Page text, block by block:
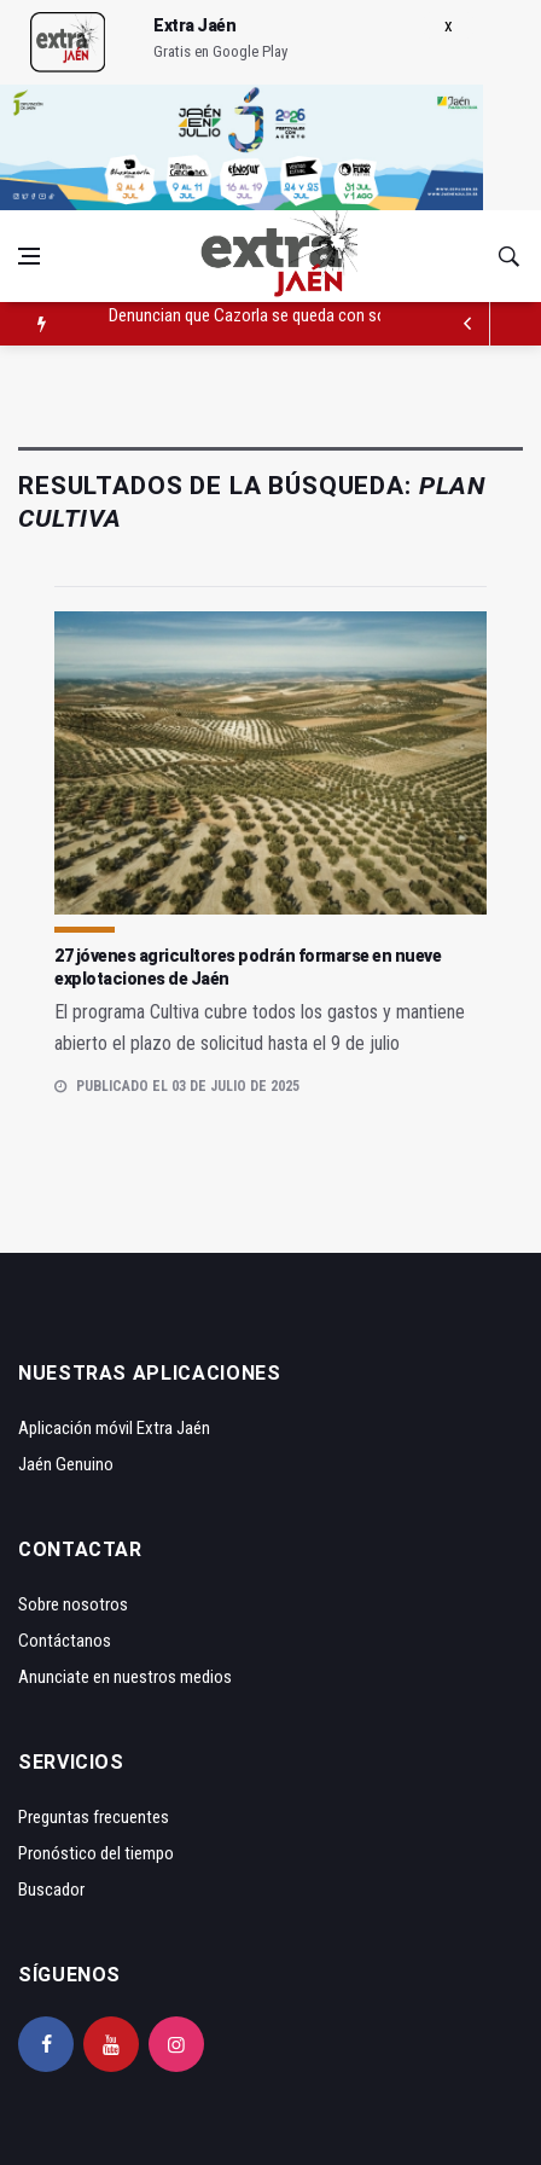
Extra Jaén
Gratis en Google Play
Denuncian que Cazorla se queda con solo dos bomberos por
Las dos canteras de la capital, a la espera de que se restaure
RESULTADOS DE LA BÚSQUEDA: PLAN
CULTIVA
27 jóvenes agricultores podrán formarse en nueve
explotaciones de Jaén
El programa Cultiva cubre todos los gastos y mantiene
abierto el plazo de solicitud hasta el 9 de julio
PUBLICADO EL 03 DE JULIO DE 2025
NUESTRAS APLICACIONES
Aplicación móvil Extra Jaén
Jaén Genuino
CONTACTAR
Sobre nosotros
Contáctanos
Anunciate en nuestros medios
SERVICIOS
Preguntas frecuentes
Pronóstico del tiempo
Buscador
SÍGUENOS